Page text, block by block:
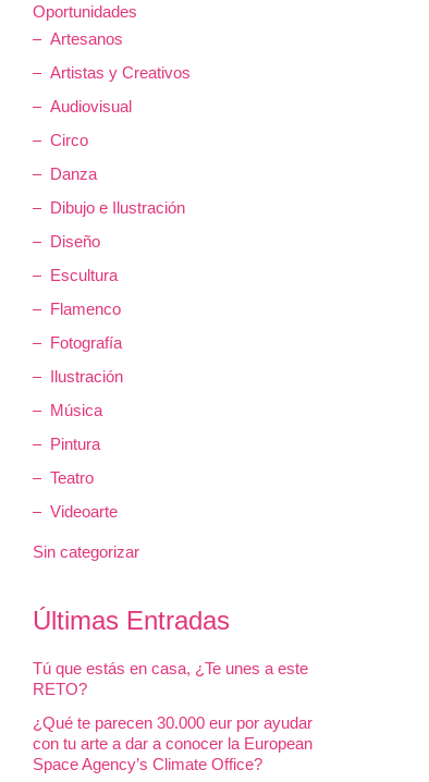
Oportunidades
Artesanos
Artistas y Creativos
Audiovisual
Circo
Danza
Dibujo e Ilustración
Diseño
Escultura
Flamenco
Fotografía
Ilustración
Música
Pintura
Teatro
Videoarte
Sin categorizar
Últimas Entradas
Tú que estás en casa, ¿Te unes a este
RETO?
¿Qué te parecen 30.000 eur por ayudar
con tu arte a dar a conocer la European
Space Agency’s Climate Office?